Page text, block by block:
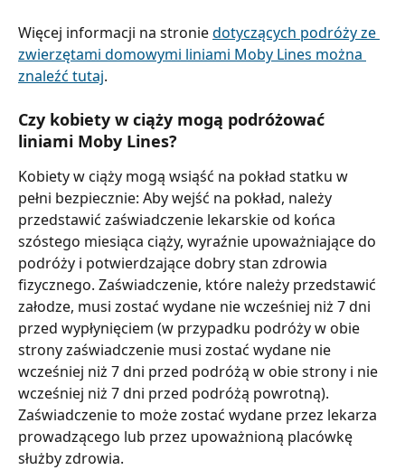
Więcej informacji na stronie dotyczących podróży ze
zwierzętami domowymi liniami Moby Lines można
znaleźć tutaj.
Czy kobiety w ciąży mogą podróżować
liniami Moby Lines?
Kobiety w ciąży mogą wsiąść na pokład statku w
pełni bezpiecznie: Aby wejść na pokład, należy
przedstawić zaświadczenie lekarskie od końca
szóstego miesiąca ciąży, wyraźnie upoważniające do
podróży i potwierdzające dobry stan zdrowia
fizycznego. Zaświadczenie, które należy przedstawić
załodze, musi zostać wydane nie wcześniej niż 7 dni
przed wypłynięciem (w przypadku podróży w obie
strony zaświadczenie musi zostać wydane nie
wcześniej niż 7 dni przed podróżą w obie strony i nie
wcześniej niż 7 dni przed podróżą powrotną).
Zaświadczenie to może zostać wydane przez lekarza
prowadzącego lub przez upoważnioną placówkę
służby zdrowia.